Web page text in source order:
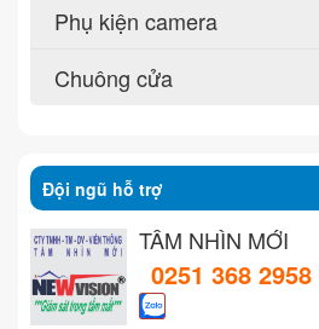
Phụ kiện camera
Chuông cửa
Đội ngũ hỗ trợ
TẦM NHÌN MỚI
0251 368 2958